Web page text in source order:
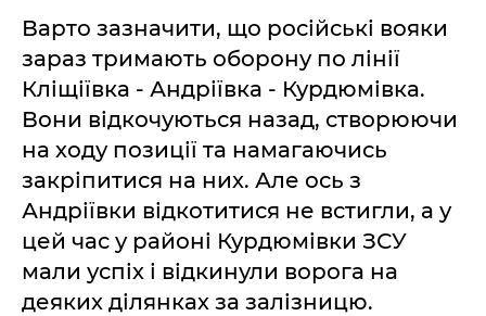
Варто зазначити, що російські вояки
зараз тримають оборону по лінії
Кліщіївка - Андріївка - Курдюмівка.
Вони відкочуються назад, створюючи
на ходу позиції та намагаючись
закріпитися на них. Але ось з
Андріївки відкотитися не встигли, а у
цей час у районі Курдюмівки ЗСУ
мали успіх і відкинули ворога на
деяких ділянках за залізницю.